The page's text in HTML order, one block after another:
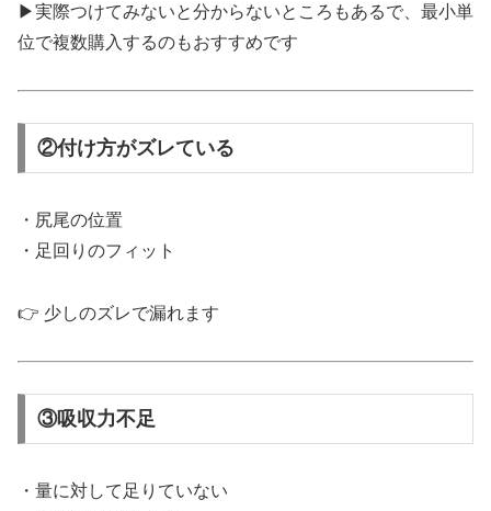
▶︎実際つけてみないと分からないところもあるで、最小単
位で複数購入するのもおすすめです
②付け方がズレている
・尻尾の位置
・足回りのフィット
👉 少しのズレで漏れます
③吸収力不足
・量に対して足りていない